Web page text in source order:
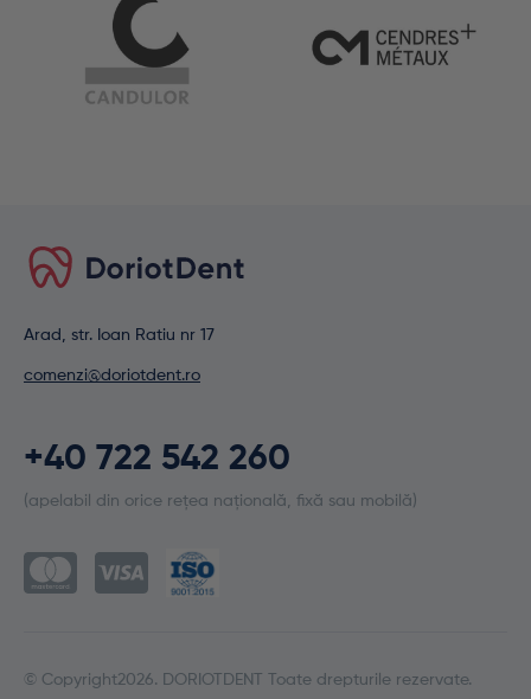
Arad, str. Ioan Ratiu nr 17
comenzi@doriotdent.ro
+40 722 542 260
(apelabil din orice rețea națională, fixă sau mobilă)
© Copyright2026. DORIOTDENT Toate drepturile rezervate.